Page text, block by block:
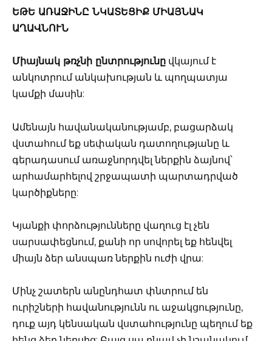
ԵԹԵ ԱՌԱՋԻՆԸ ՆԿԱՏԵՑԻՔ ՄԻԱՅՆԱԿ
ԱՂԱՎՆՈՒՆ
Միայնակ թռչնի ընտրությունը վկայում է
անկոտրում անկախության և պողպատյա
կամքի մասին:
Ամենայն հավանականությամբ, բացարձակ
վստահում եք սեփական դատողությանը և
գերադասում առաջնորդվել ներքին ձայնով՝
արհամարհելով շրջապատի պարտադրված
կարծիքները:
Կյանքի փորձությունները վաղուց էլ չեն
սարսափեցնում, քանի որ սովորել եք հենվել
միայն ձեր անսպառ ներքին ուժի վրա:
Մինչ շատերն անընդհատ փնտրում են
ուրիշների հավանությունն ու աջակցությունը,
դուք այդ կենսական վստահությունը պեղում եք